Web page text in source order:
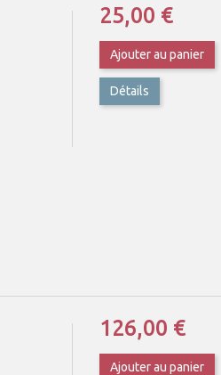
25,00 €
Ajouter au panier
Détails
126,00 €
Ajouter au panier